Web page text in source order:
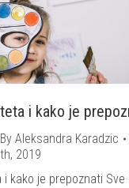
i kako je
By Aleksandra Karadzic
2019
kako je prepoznati Sve